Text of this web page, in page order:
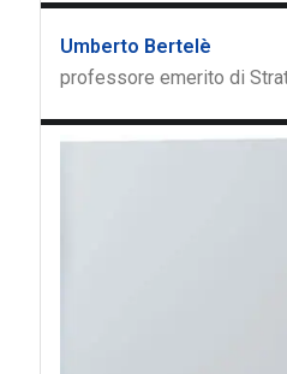
Umberto Bertelè
professore emerito di